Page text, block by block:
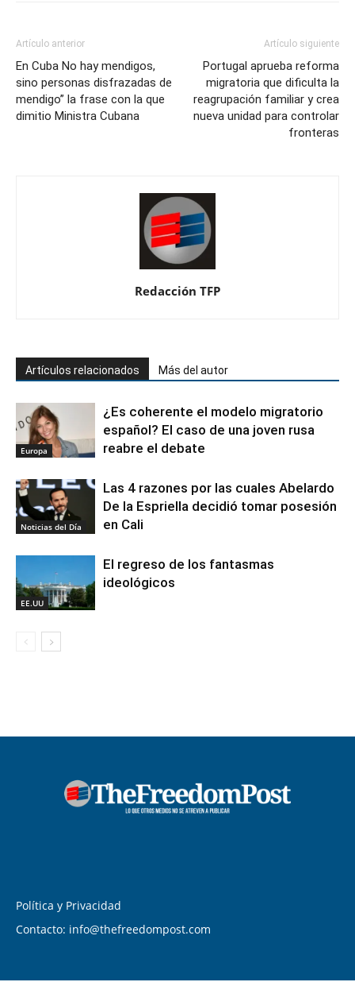
Artículo anterior
En Cuba No hay mendigos,
sino personas disfrazadas de
mendigo” la frase con la que
dimitio Ministra Cubana
Artículo siguiente
Portugal aprueba reforma
migratoria que dificulta la
reagrupación familiar y crea
nueva unidad para controlar
fronteras
Redacción TFP
Artículos relacionados Más del autor
Europa
¿Es coherente el modelo migratorio
español? El caso de una joven rusa
reabre el debate
Noticias del Día
Las 4 razones por las cuales Abelardo
De la Espriella decidió tomar posesión
en Cali
EE.UU
El regreso de los fantasmas
ideológicos
Política y Privacidad
Contacto: info@thefreedompost.com